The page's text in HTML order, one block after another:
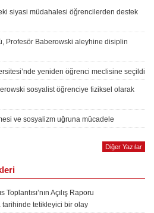
siyasi müdahalesi öğrencilerden destek
Profesör Baberowski aleyhine disiplin
yeniden öğrenci meclisine seçildi
sosyalist öğrenciye fiziksel olarak
ve sosyalizm uğruna mücadele
Diğer Yazılar
Açılış Raporu
tetikleyici bir olay